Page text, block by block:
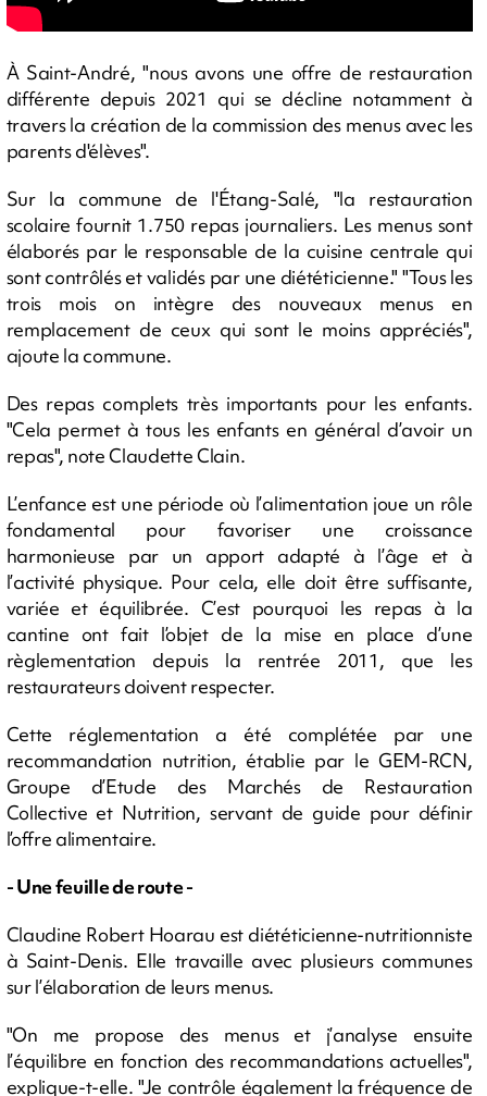
À Saint-André, "nous avons une offre de restauration
différente depuis 2021 qui se décline notamment à
travers la création de la commission des menus avec les
parents d'élèves".
Sur la commune de l'Étang-Salé, "la restauration
scolaire fournit 1.750 repas journaliers. Les menus sont
élaborés par le responsable de la cuisine centrale qui
sont contrôlés et validés par une diététicienne." "Tous les
trois mois on intègre des nouveaux menus en
remplacement de ceux qui sont le moins appréciés",
ajoute la commune.
Des repas complets très importants pour les enfants.
"Cela permet à tous les enfants en général d’avoir un
repas", note Claudette Clain.
L’enfance est une période où l’alimentation joue un rôle
fondamental pour favoriser une croissance
harmonieuse par un apport adapté à l’âge et à
l’activité physique. Pour cela, elle doit être suffisante,
variée et équilibrée. C’est pourquoi les repas à la
cantine ont fait l’objet de la mise en place d’une
règlementation depuis la rentrée 2011, que les
restaurateurs doivent respecter.
Cette réglementation a été complétée par une
recommandation nutrition, établie par le GEM-RCN,
Groupe d’Etude des Marchés de Restauration
Collective et Nutrition, servant de guide pour définir
l’offre alimentaire.
- Une feuille de route -
Claudine Robert Hoarau est diététicienne-nutritionniste
à Saint-Denis. Elle travaille avec plusieurs communes
sur l’élaboration de leurs menus.
"On me propose des menus et j’analyse ensuite
l’équilibre en fonction des recommandations actuelles",
explique-t-elle. "Je contrôle également la fréquence de